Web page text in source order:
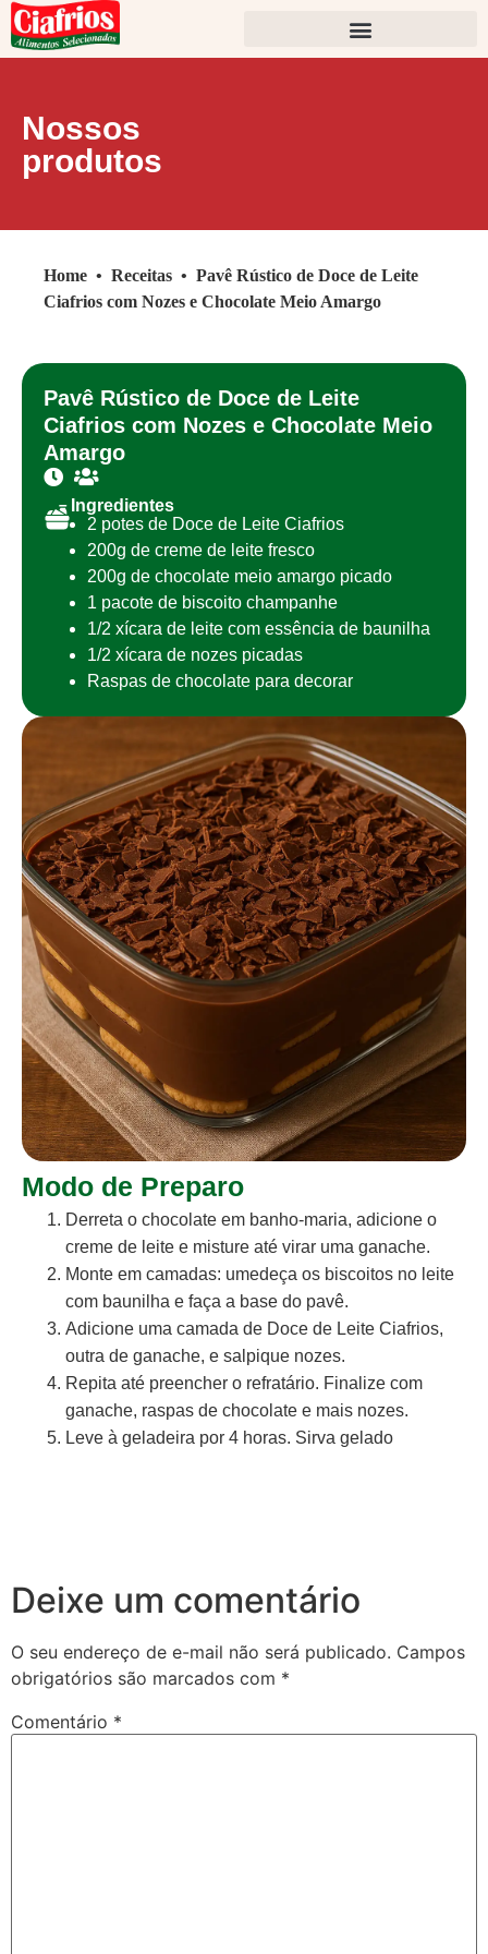
Nossos
produtos
Home • Receitas • Pavê Rústico de Doce de Leite
Ciafrios com Nozes e Chocolate Meio Amargo
Modo de Preparo
Derreta o chocolate em banho-maria, adicione o
creme de leite e misture até virar uma ganache.
Monte em camadas: umedeça os biscoitos no leite
com baunilha e faça a base do pavê.
Adicione uma camada de Doce de Leite Ciafrios,
outra de ganache, e salpique nozes.
Repita até preencher o refratário. Finalize com
ganache, raspas de chocolate e mais nozes.
Leve à geladeira por 4 horas. Sirva gelado
Pavê Rústico de Doce de Leite
Ciafrios com Nozes e Chocolate Meio
Amargo
Ingredientes
2 potes de Doce de Leite Ciafrios
200g de creme de leite fresco
200g de chocolate meio amargo picado
1 pacote de biscoito champanhe
1/2 xícara de leite com essência de baunilha
1/2 xícara de nozes picadas
Raspas de chocolate para decorar
Deixe um comentário
O seu endereço de e-mail não será publicado. Campos
obrigatórios são marcados com *
Comentário *